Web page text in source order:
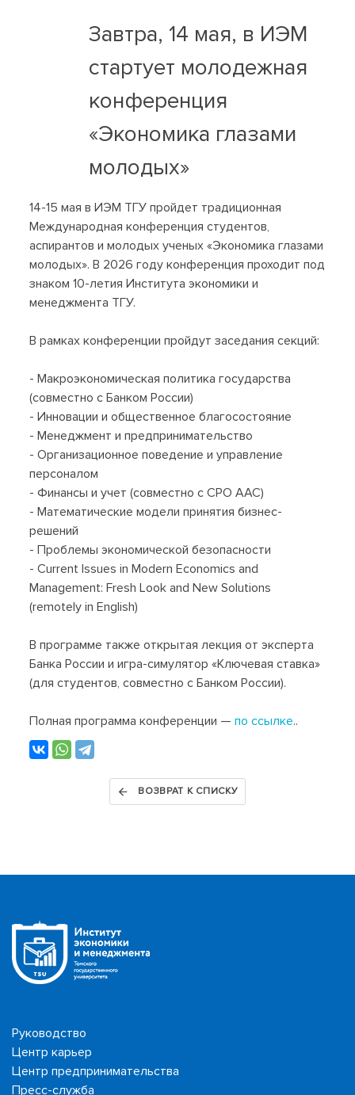
Завтра, 14 мая, в ИЭМ
стартует молодежная
конференция
«Экономика глазами
молодых»
14-15 мая в ИЭМ ТГУ пройдет традиционная
Международная конференция студентов,
аспирантов и молодых ученых «Экономика глазами
молодых». В 2026 году конференция проходит под
знаком 10-летия Института экономики и
менеджмента ТГУ.
В рамках конференции пройдут заседания секций:
- Макроэкономическая политика государства
(совместно с Банком России)
- Инновации и общественное благосостояние
- Менеджмент и предпринимательство
- Организационное поведение и управление
персоналом
- Финансы и учет (совместно с СРО ААС)
- Математические модели принятия бизнес-
решений
- Проблемы экономической безопасности
- Current Issues in Modern Economics and
Management: Fresh Look and New Solutions
(remotely in English)
В программе также открытая лекция от эксперта
Банка России и игра-симулятор «Ключевая ставка»
(для студентов, совместно с Банком России).
Полная программа конференции —по ссылке..
ВОЗВРАТ К СПИСКУ
Руководство
Центр карьер
Центр предпринимательства
Пресс-служба